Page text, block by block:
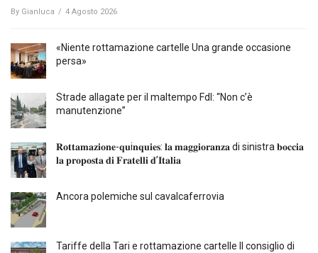
By Gianluca / 4 Agosto 2026
«Niente rottamazione cartelle Una grande occasione
persa»
Strade allagate per il maltempo FdI: “Non c’è
manutenzione”
𝐑𝐨𝐭𝐭𝐚𝐦𝐚𝐳𝐢𝐨𝐧𝐞-𝐪𝐮i𝐧𝐪𝐮𝐢𝐞𝐬: 𝐥𝐚 𝐦𝐚𝐠𝐠𝐢𝐨𝐫𝐚𝐧𝐳𝐚 di sinistra 𝐛𝐨𝐜𝐜𝐢𝐚
𝐥𝐚 𝐩𝐫𝐨𝐩𝐨𝐬𝐭𝐚 𝐝𝐢 𝐅𝐫𝐚𝐭𝐞𝐥𝐥𝐢 𝐝’𝐈𝐭𝐚𝐥𝐢𝐚
Ancora polemiche sul cavalcaferrovia
Tariffe della Tari e rottamazione cartelle Il consiglio di